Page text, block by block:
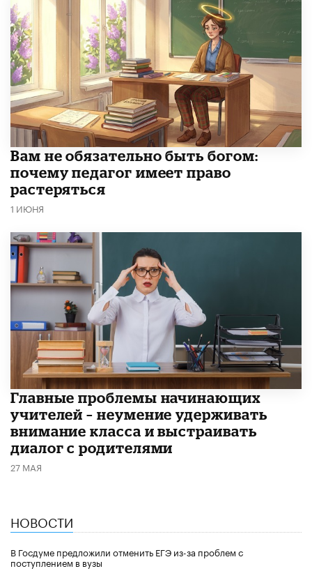
​Вам не обязательно быть богом:
почему педагог имеет право
растеряться
1 ИЮНЯ
Главные проблемы начинающих
учителей – неумение удерживать
внимание класса и выстраивать
диалог с родителями
27 МАЯ
НОВОСТИ
В Госдуме предложили отменить ЕГЭ из-за проблем с
поступлением в вузы